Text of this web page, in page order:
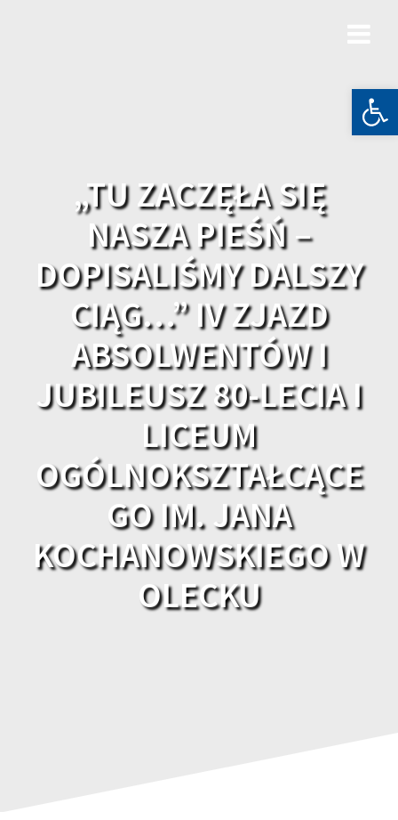
„TU ZACZĘŁA SIĘ
NASZA PIEŚŃ –
DOPISALIŚMY DALSZY
CIĄG…” IV ZJAZD
ABSOLWENTÓW I
JUBILEUSZ 80-LECIA I
LICEUM
OGÓLNOKSZTAŁCĄCE
GO IM. JANA
KOCHANOWSKIEGO W
OLECKU